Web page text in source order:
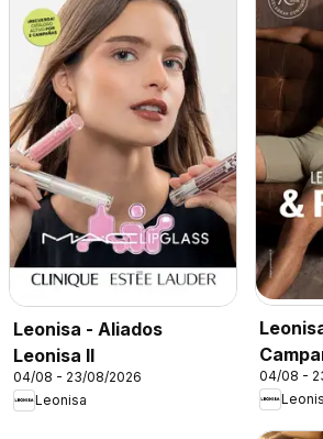
Leonisa - Aliados
Leonisa II
04/08 - 23/08/2026
Leonisa
04/08 -